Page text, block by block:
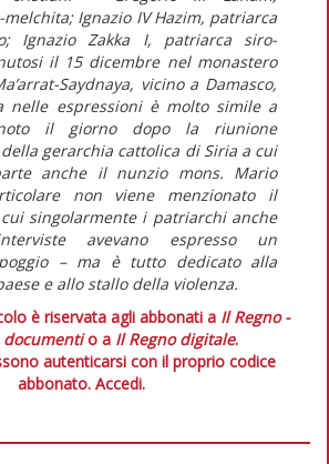
Ignazio IV Hazim, patriarca
Ignazio Zakka I, patriarca siro-
il 15 dicembre nel monastero
Saydnaya, vicino a Damasco,
nelle espressioni è molto simile a
il giorno dopo la riunione
della gerarchia cattolica di Siria a cui
anche il nunzio mons. Mario
non viene menzionato il
singolarmente i patriarchi anche
avevano espresso un
– ma è tutto dedicato alla
e allo stallo della violenza.
è riservata agli abbonati a Il Regno -
o a Il Regno digitale.
autenticarsi con il proprio codice
abbonato. Accedi.